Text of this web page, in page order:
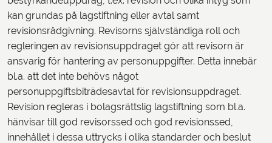
kan grundas på lagstiftning eller avtal samt
revisionsrådgivning. Revisorns självständiga roll och
regleringen av revisionsuppdraget gör att revisorn är
ansvarig för hantering av personuppgifter. Detta innebär
bl.a. att det inte behövs något
personuppgiftsbiträdesavtal för revisionsuppdraget.
Revision regleras i bolagsrättslig lagstiftning som bl.a.
hänvisar till god revisorssed och god revisionssed,
innehållet i dessa uttrycks i olika standarder och beslut